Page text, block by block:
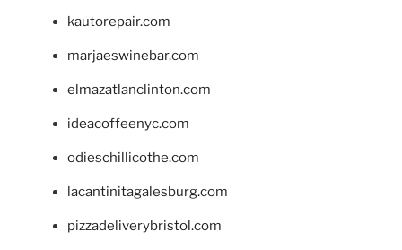
kautorepair.com
marjaeswinebar.com
elmazatlanclinton.com
ideacoffeenyc.com
odieschillicothe.com
lacantinitagalesburg.com
pizzadeliverybristol.com